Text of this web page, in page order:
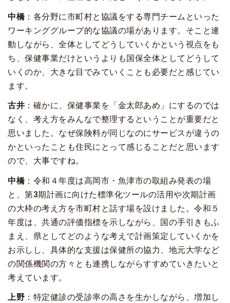
中橋：各分野に市町村と協議をする専門チームといった
ワーキンググループ的な協議の場があります。そこと連
動しながら、全体としてどうしていくかという視点をも
ち、保健事業だけというよりも国保全体としてどうして
いくのか、大きな目でみていくことも必要だと感じてい
ます。
古井 ：確かに、保健事業を「金太郎あめ」にするのでは
なく、考え方をみんなで整理するということが重要だと
思いました。なぜ保険料が同じなのにサービスが違うの
かといったことも住民にとって感じることだと思います
ので、大事ですね。
中橋：令和４年度は高岡市・魚津市の取組み発表の場
と、第3期計画に向けた標準化ツールの活用や次期計画
の大枠の考え方を市町村と話す場を設けました。令和５
年度は、共通の評価指標を示しながら、国の手引きもふ
まえ、県としてどのような考えで計画策定していくかを
お示しし、具体的な支援は保健所の協力、地元大学など
の関係機関の方々とも連携しながらすすめていきたいと
考えています。
上野 ：特定健診の受診率の高さを生かしながら、増加し